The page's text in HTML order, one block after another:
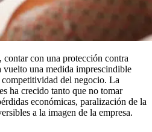
con una protección contra
vuelto una medida imprescindible
del negocio. La
ha crecido tanto que no tomar
económicas, paralización de la
a la imagen de la empresa.